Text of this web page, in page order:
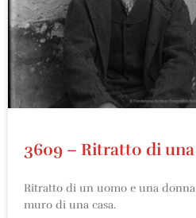
3609 – Ritratto di
Ritratto di un uomo e una
muro di una casa.